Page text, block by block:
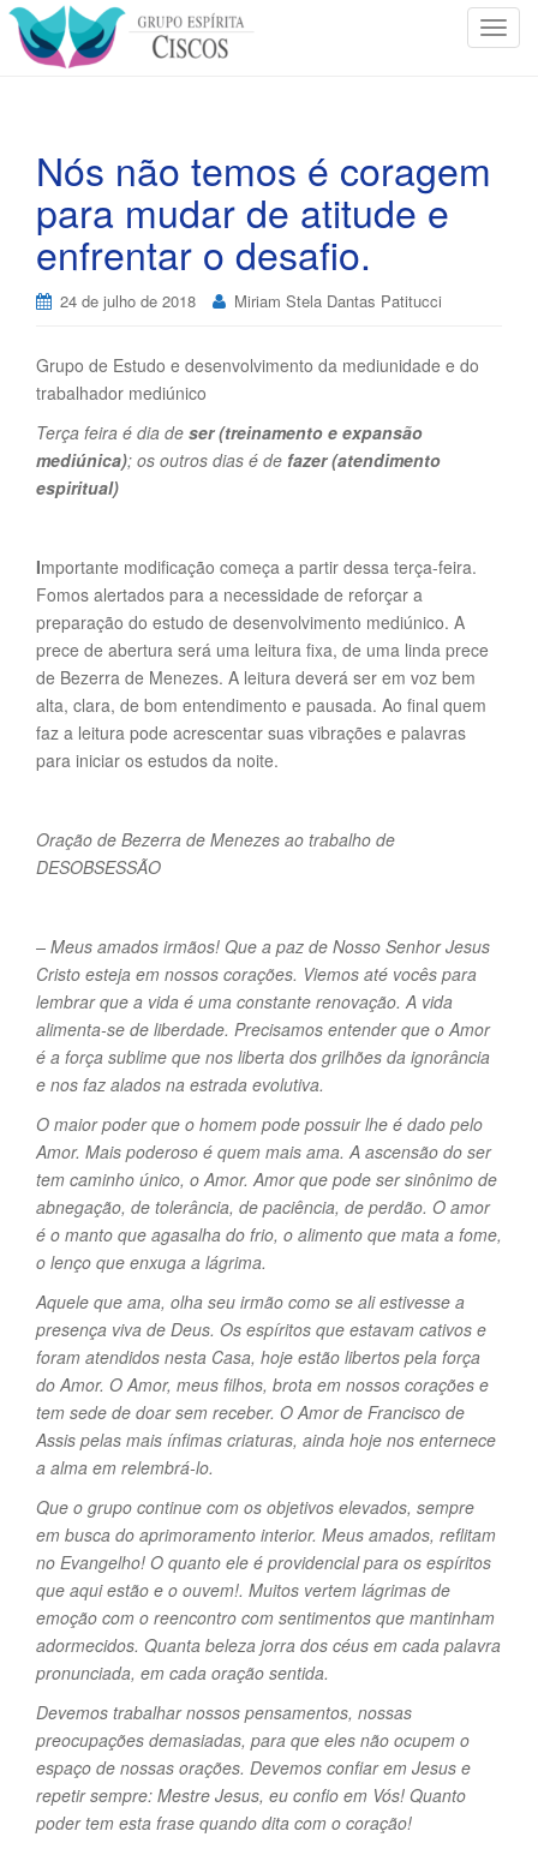
T
Nós não temos é coragem
para mudar de atitude e
enfrentar o desafio.
24 de julho de 2018 Miriam Stela Dantas Patitucci
Grupo de Estudo e desenvolvimento da mediunidade e do
trabalhador mediúnico
Terça feira é dia de ser (treinamento e expansão
mediúnica); os outros dias é de fazer (atendimento
espiritual)
Importante modificação começa a partir dessa terça-feira.
Fomos alertados para a necessidade de reforçar a
preparação do estudo de desenvolvimento mediúnico. A
prece de abertura será uma leitura fixa, de uma linda prece
de Bezerra de Menezes. A leitura deverá ser em voz bem
alta, clara, de bom entendimento e pausada. Ao final quem
faz a leitura pode acrescentar suas vibrações e palavras
para iniciar os estudos da noite.
Oração de Bezerra de Menezes ao trabalho de
DESOBSESSÃO
– Meus amados irmãos! Que a paz de Nosso Senhor Jesus
Cristo esteja em nossos corações. Viemos até vocês para
lembrar que a vida é uma constante renovação. A vida
alimenta-se de liberdade. Precisamos entender que o Amor
é a força sublime que nos liberta dos grilhões da ignorância
e nos faz alados na estrada evolutiva.
O maior poder que o homem pode possuir lhe é dado pelo
Amor. Mais poderoso é quem mais ama. A ascensão do ser
tem caminho único, o Amor. Amor que pode ser sinônimo de
abnegação, de tolerância, de paciência, de perdão. O amor
é o manto que agasalha do frio, o alimento que mata a fome,
o lenço que enxuga a lágrima.
Aquele que ama, olha seu irmão como se ali estivesse a
presença viva de Deus. Os espíritos que estavam cativos e
foram atendidos nesta Casa, hoje estão libertos pela força
do Amor. O Amor, meus filhos, brota em nossos corações e
tem sede de doar sem receber. O Amor de Francisco de
Assis pelas mais ínfimas criaturas, ainda hoje nos enternece
a alma em relembrá-lo.
Que o grupo continue com os objetivos elevados, sempre
em busca do aprimoramento interior. Meus amados, reflitam
no Evangelho! O quanto ele é providencial para os espíritos
que aqui estão e o ouvem!. Muitos vertem lágrimas de
emoção com o reencontro com sentimentos que mantinham
adormecidos. Quanta beleza jorra dos céus em cada palavra
pronunciada, em cada oração sentida.
Devemos trabalhar nossos pensamentos, nossas
preocupações demasiadas, para que eles não ocupem o
espaço de nossas orações. Devemos confiar em Jesus e
repetir sempre: Mestre Jesus, eu confio em Vós! Quanto
poder tem esta frase quando dita com o coração!